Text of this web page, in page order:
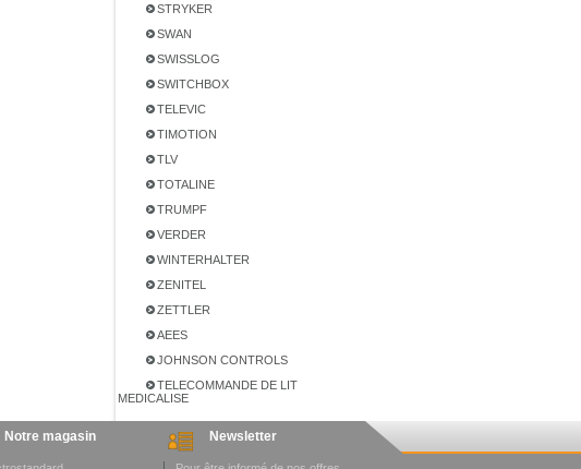
STRYKER
SWAN
SWISSLOG
SWITCHBOX
TELEVIC
TIMOTION
TLV
TOTALINE
TRUMPF
VERDER
WINTERHALTER
ZENITEL
ZETTLER
AEES
JOHNSON CONTROLS
TELECOMMANDE DE LIT
MEDICALISE
Notre magasin Newsletter